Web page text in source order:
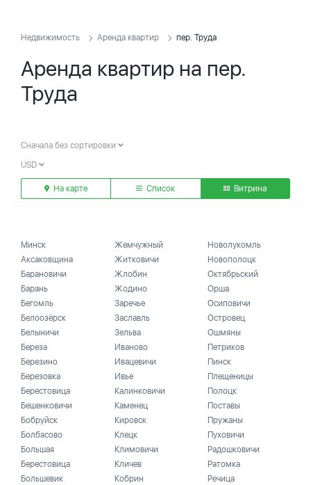
Недвижимость Аренда квартир пер. Труда
Аренда квартир на пер.
Труда
Сначала без сортировки
USD
На карте Список Витрина
Минск
Аксаковщина
Барановичи
Барань
Бегомль
Белоозёрск
Белыничи
Береза
Березино
Березовка
Берестовица
Бешенковичи
Бобруйск
Болбасово
Большая
Берестовица
Большевик
Жемчужный
Житковичи
Жлобин
Жодино
Заречье
Заславль
Зельва
Иваново
Ивацевичи
Ивье
Калинковичи
Каменец
Кировск
Клецк
Климовичи
Кличев
Кобрин
Новолукомль
Новополоцк
Октябрьский
Орша
Осиповичи
Островец
Ошмяны
Петриков
Пинск
Плещеницы
Полоцк
Поставы
Пружаны
Пуховичи
Радошковичи
Ратомка
Речица